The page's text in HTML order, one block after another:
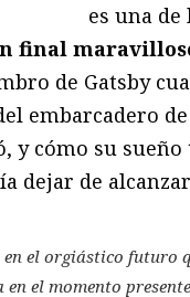
es una
final
de Gatsby
embarcadero
y cómo su
dejar de
el orgiástico futuro
en el momento